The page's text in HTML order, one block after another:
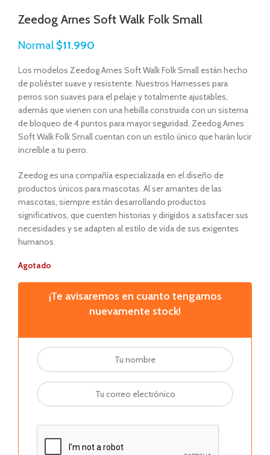
Zeedog Arnes Soft Walk Folk Small
Normal $11.990
Los modelos Zeedog Arnes Soft Walk Folk Small están hecho
de poliéster suave y resistente. Nuestros Harnesses para
perros son suaves para el pelaje y totalmente ajustables,
además que vienen con una hebilla construida con un sistema
de bloqueo de 4 puntos para mayor seguridad. Zeedog Arnes
Soft Walk Folk Small cuentan con un estilo único que harán lucir
increíble a tu perro.
Zeedog es una compañía especializada en el diseño de
productos únicos para mascotas. Al ser amantes de las
mascotas, siempre están desarrollando productos
significativos, que cuenten historias y dirigidos a satisfacer sus
necesidades y se adapten al estilo de vida de sus exigentes
humanos.
Agotado
¡Te avisaremos en cuanto tengamos
nuevamente stock!